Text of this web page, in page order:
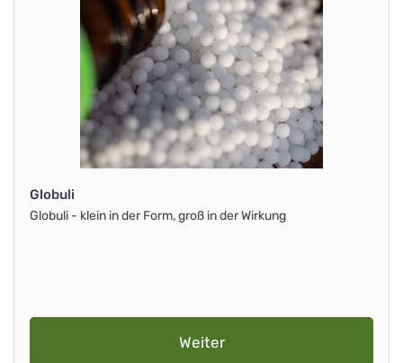
Globuli
Globuli - klein in der Form, groß in der Wirkung
Weiter